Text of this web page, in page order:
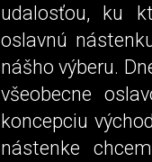
udalosťou, ku
oslavnú
nášho výberu.
všeobecne
koncepciu
nástenke